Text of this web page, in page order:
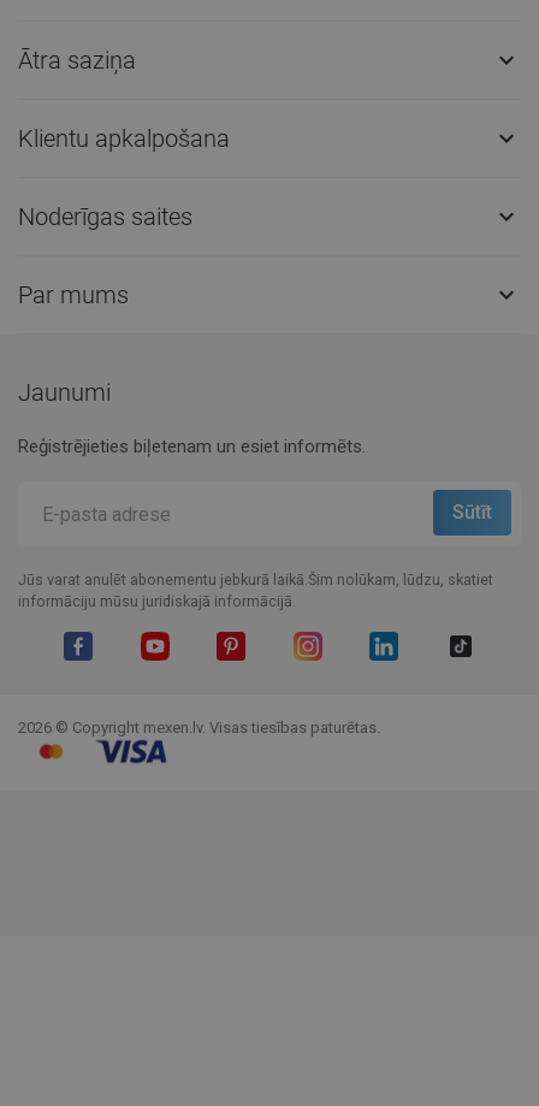
Ātra saziņa 
Klientu apkalpošana 
Noderīgas saites 
Par mums 
Jaunumi
Reģistrējieties biļetenam un esiet informēts.
Jūs varat anulēt abonementu jebkurā laikā.Šim nolūkam, lūdzu, skatiet
informāciju mūsu juridiskajā informācijā.
2026 © Copyright mexen.lv. Visas tiesības paturētas.